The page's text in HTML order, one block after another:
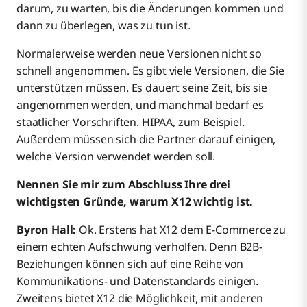
darum, zu warten, bis die Änderungen kommen und
dann zu überlegen, was zu tun ist.
Normalerweise werden neue Versionen nicht so
schnell angenommen. Es gibt viele Versionen, die Sie
unterstützen müssen. Es dauert seine Zeit, bis sie
angenommen werden, und manchmal bedarf es
staatlicher Vorschriften. HIPAA, zum Beispiel.
Außerdem müssen sich die Partner darauf einigen,
welche Version verwendet werden soll.
Nennen Sie mir zum Abschluss Ihre drei
wichtigsten Gründe, warum X12 wichtig ist.
Byron Hall: Ok. Erstens hat X12 dem E-Commerce zu
einem echten Aufschwung verholfen. Denn B2B-
Beziehungen können sich auf eine Reihe von
Kommunikations- und Datenstandards einigen.
Zweitens bietet X12 die Möglichkeit, mit anderen